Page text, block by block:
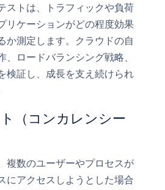
ストは、トラフィックや負荷
リケーションがどの程度効果
か測定します。クラウドの自
、ロードバランシング戦略、
検証し、成長を支え続けられ
（コンカレンシー
複数のユーザーやプロセスが
にアクセスしようとした場合